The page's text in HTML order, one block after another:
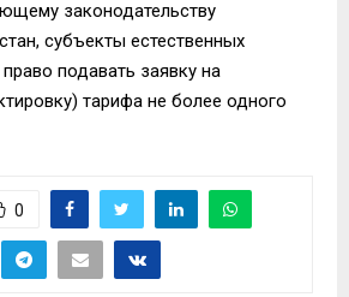
законодательству
субъекты естественных
подавать заявку на
тарифа не более одного
0